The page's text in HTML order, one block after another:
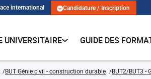
international Candidature / Inscription
UNIVERSITAIRE GUIDE DES
BUT Génie civil - construction durable BUT2/BUT3 -